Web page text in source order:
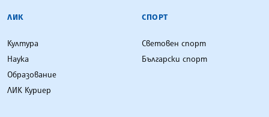
ЛИК
Култура
Наука
Образование
ЛИК Куриер
СПОРТ
Световен спорт
Български спорт